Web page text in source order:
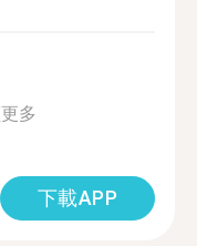
多
下載APP